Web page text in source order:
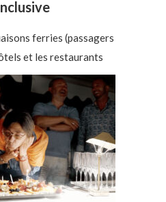
ferries (passagers
et les restaurants.